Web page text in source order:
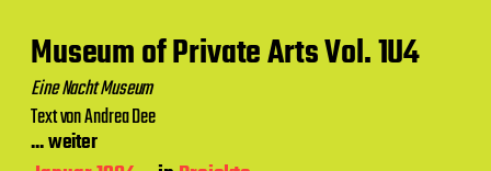
t
r
a
g
s
d
a
Museum of Private Arts Vol. 1U4
Eine Nacht Museum
Text von Andrea Dee
... weiter